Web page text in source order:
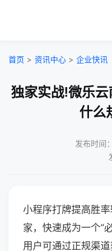
首页 > 资讯中心 > 企业快讯
独家实战!微乐
什么
发布时间
小程序打牌提高胜
家，快速成为一个“
用户可通过正规渠道